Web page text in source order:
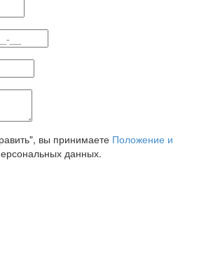
вы принимаете Положение и
данных.